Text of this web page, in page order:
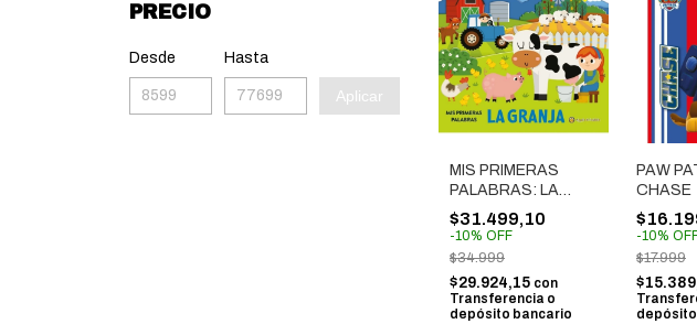
PRECIO
Desde Hasta
Aplicar
MIS PRIMERAS
PALABRAS: LA
GRANJA
$31.499,10
-10% OFF
$34.999
$29.924,15 con
Transferencia o
depósito bancario
PAW
CHASE
-10%
$17.999